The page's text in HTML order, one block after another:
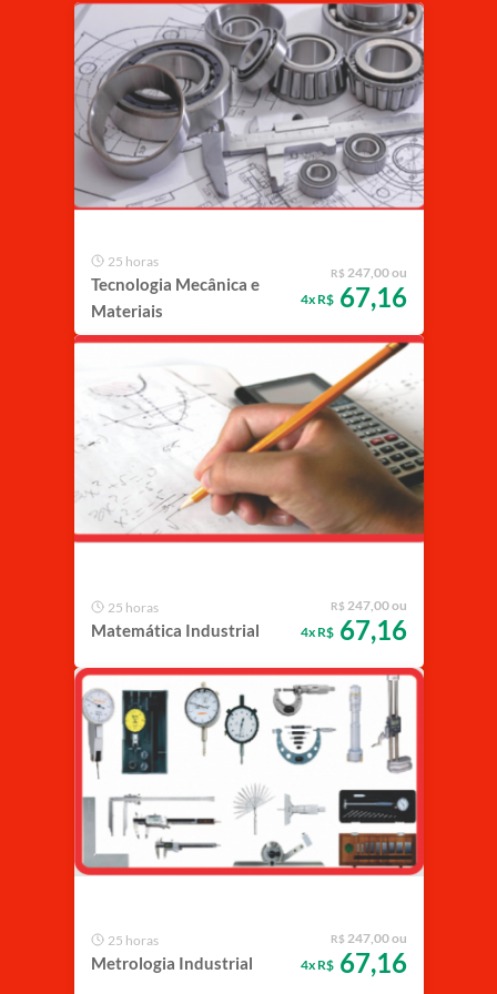
25 horas
Tecnologia Mecânica e
Materiais
R$ 247,00 ou
4x R$67,16
25 horas
Matemática Industrial
R$ 247,00 ou
4x R$67,16
25 horas
Metrologia Industrial
R$ 247,00 ou
4x R$67,16